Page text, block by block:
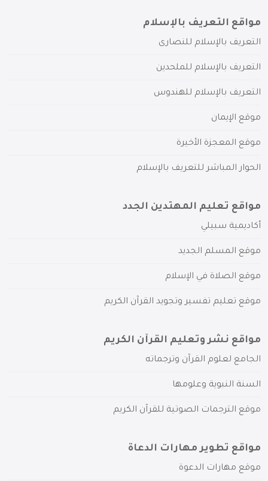
مواقع التعريف بالإسلام
التعريف بالإسلام للنصارى
التعريف بالإسلام للملحدين
التعريف بالإسلام للهندوس
موقع الإيمان
موقع المعجزة الأخيرة
الحوار المباشر للتعريف بالإسلام
مواقع تعليم المهتدين الجدد
أكاديمية سبيلي
موقع المسلم الجديد
موقع الصلاة في الإسلام
موقع تعليم تفسير وتجويد القرآن الكريم
مواقع نشر وتعليم القرآن الكريم
الجامع لعلوم القرآن وترجماته
السنة النبوية وعلومها
موقع الترجمات الصوتية للقرآن الكريم
مواقع تطوير مهارات الدعاة
موقع مهارات الدعوة